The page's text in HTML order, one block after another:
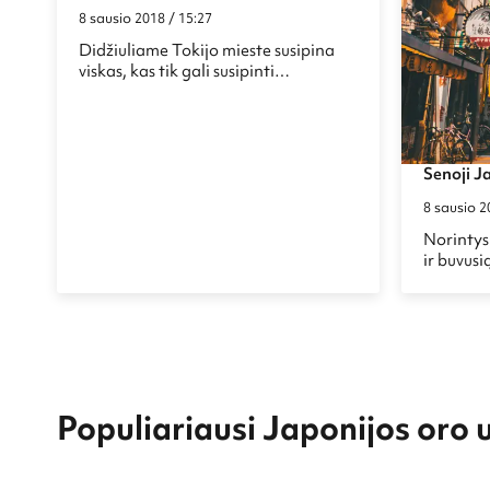
keistenybių
8 sausio 2018 / 15:27
Didžiuliame Tokijo mieste susipina
viskas, kas tik gali susipinti
Senoji
8 sausio
ir
Populiariausi Japonijos oro